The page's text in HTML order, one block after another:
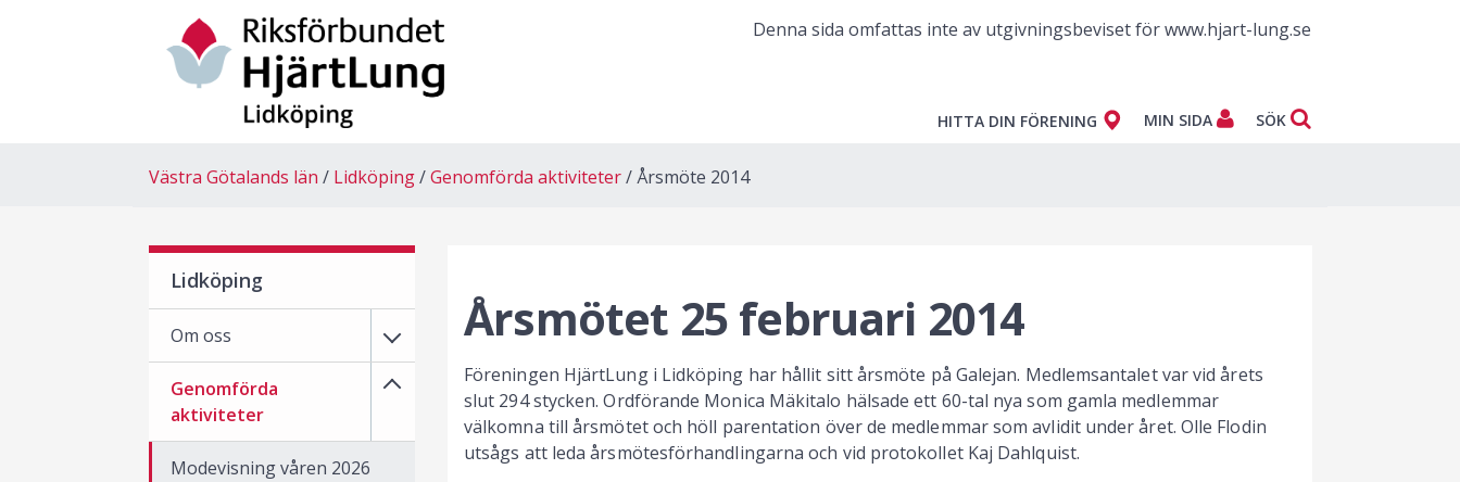
Denna sida omfattas inte av utgivningsbeviset för www.hjart-lung.se
HITTA DIN FÖRENING MIN SIDA SÖK
Västra Götalands län Lidköping Genomförda aktiviteter Årsmöte 2014
Årsmötet 25 februari 2014
Föreningen HjärtLung i Lidköping har hållit sitt årsmöte på Galejan. Medlemsantalet var vid årets
slut 294 stycken. Ordförande Monica Mäkitalo hälsade ett 60-tal nya som gamla medlemmar
välkomna till årsmötet och höll parentation över de medlemmar som avlidit under året. Olle Flodin
utsågs att leda årsmötesförhandlingarna och vid protokollet Kaj Dahlquist.
Lidköping
Om oss
Genomförda
aktiviteter
Modevisning våren 2026